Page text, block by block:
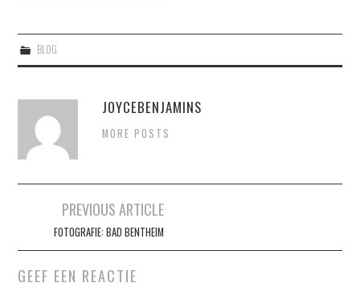
BLOG
JOYCEBENJAMINS
MORE POSTS
Berichtnavigatie
PREVIOUS ARTICLE
FOTOGRAFIE: BAD BENTHEIM
GEEF EEN REACTIE